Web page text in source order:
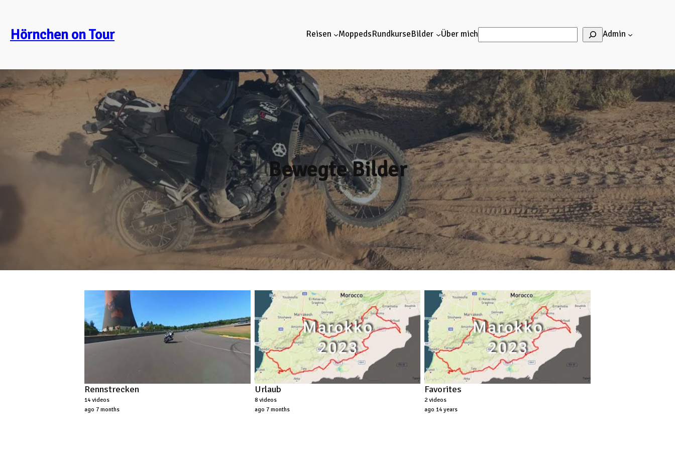
springen
Hörnchen on Tour Reisen MoppedsRundkurseBilder Über michSuchen Admin
Bewegte Bilder
Rennstrecken
14 videos
ago 7 months
Urlaub
8 videos
ago 7 months
Favorites
2 videos
ago 14 years